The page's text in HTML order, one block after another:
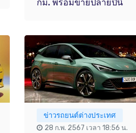
กม. พร้อมขายปลายปีนี้
ข่าวรถยนต์ต่างประเทศ
28 ก.พ. 2567 เวลา 18:56 น.